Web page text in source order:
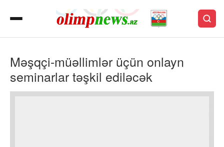
Məşqçi-müəllimlər üçün onlayn
seminarlar təşkil ediləcək